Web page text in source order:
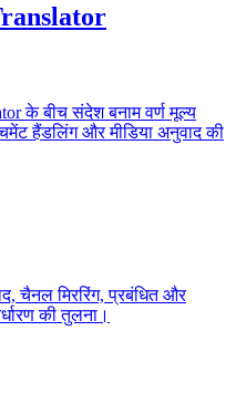
के बीच संदेश बनाम वर्ण मूल्य
हैंडलिंग और मीडिया अनुवाद की
चैनल मिररिंग, प्रबंधित और
की तुलना।